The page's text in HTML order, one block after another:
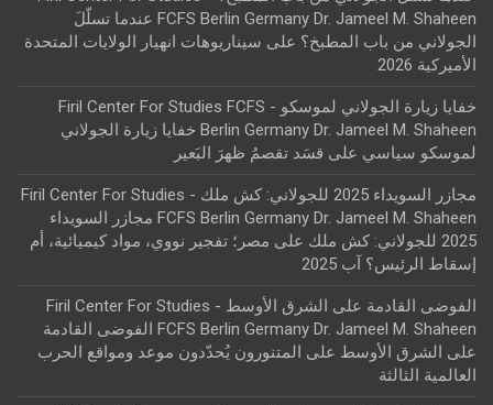
FCFS Berlin Germany Dr. Jameel M. Shaheen عندما تسلّلَ
الجولاني من باب المطبخ؟ على سيناريوهات انهيار الولايات المتحدة
الأميركية 2026
خفايا زيارة الجولاني لموسكو - Firil Center For Studies FCFS
Berlin Germany Dr. Jameel M. Shaheen خفايا زيارة الجولاني
لموسكو سياسي على قسَد تقصمُ ظهرَ البَعير
مجازر السويداء 2025 للجولاني: كش ملك - Firil Center For Studies
FCFS Berlin Germany Dr. Jameel M. Shaheen مجازر السويداء
2025 للجولاني: كش ملك
على مصر؛ تفجير نووي، مواد كيميائية، أم
إسقاط الرئيس؟ آب 2025
الفوضى القادمة على الشرق الأوسط - Firil Center For Studies
FCFS Berlin Germany Dr. Jameel M. Shaheen الفوضى القادمة
على الشرق الأوسط على
المتنورون يُحدّدون موعد ومواقع الحرب
العالمية الثالثة